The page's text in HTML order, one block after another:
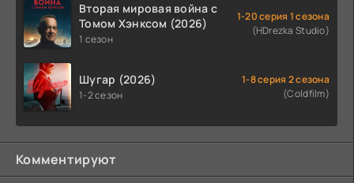
Вторая мировая война с
Томом Хэнксом (2026)
1 сезон
1-20 серия 1 сезона
(HDrezka Studio)
Шугар (2026)
1-2 сезон
1-8 серия 2 сезона
(Coldfilm)
Комментируют